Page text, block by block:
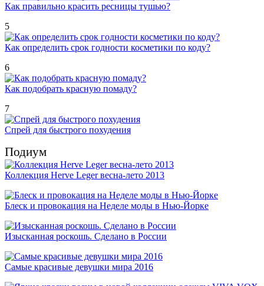
Как правильно красить ресницы тушью?
5
Как определить срок годности косметики по коду?
6
Как подобрать красную помаду?
7
Спрей для быстрого похудения
Подиум
Коллекция Herve Leger весна-лето 2013
Блеск и провокация на Неделе моды в Нью-Йорке
Изысканная роскошь. Сделано в России
Самые красивые девушки мира 2016